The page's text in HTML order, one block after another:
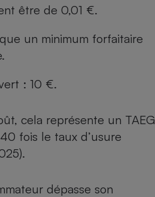
être de 0,01 €.
un minimum forfaitaire
: 10 €.
cela représente un TAEG
fois le taux d’usure
dépasse son